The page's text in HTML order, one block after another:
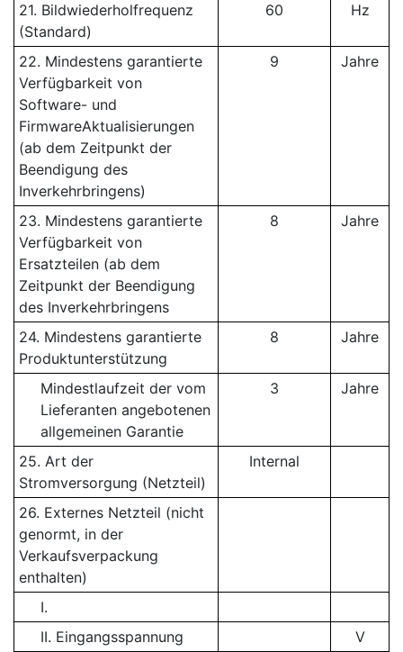
21. Bildwiederholfrequenz
(Standard)
60 Hz
22. Mindestens garantierte
Verfügbarkeit von
Software- und
FirmwareAktualisierungen
(ab dem Zeitpunkt der
Beendigung des
Inverkehrbringens)
9 Jahre
23. Mindestens garantierte
Verfügbarkeit von
Ersatzteilen (ab dem
Zeitpunkt der Beendigung
des Inverkehrbringens
8 Jahre
24. Mindestens garantierte
Produktunterstützung
8 Jahre
Mindestlaufzeit der vom
Lieferanten angebotenen
allgemeinen Garantie
3 Jahre
25. Art der
Stromversorgung (Netzteil)
Internal
26. Externes Netzteil (nicht
genormt, in der
Verkaufsverpackung
enthalten)
I.
II. Eingangsspannung
V